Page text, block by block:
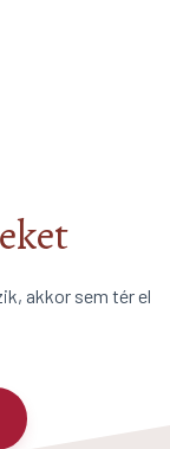
akkor sem tér el